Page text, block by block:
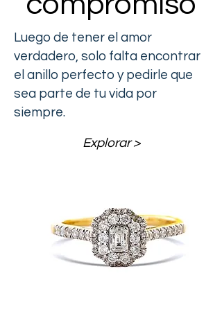
Luego de tener el amor
verdadero, solo falta encontrar
el anillo perfecto y pedirle que
sea parte de tu vida por
siempre.
Explorar >